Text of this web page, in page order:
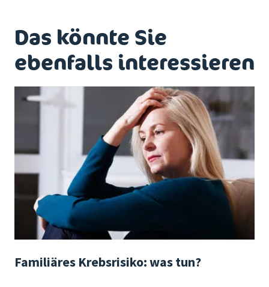
Das könnte Sie
ebenfalls interessieren
Familiäres Krebsrisiko: was tun?